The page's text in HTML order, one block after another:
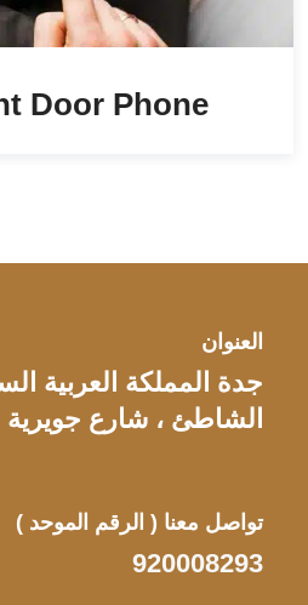
Door Phone
العنوان
جدة المملكة العربية
الشاطئ ، شارع
تواصل معنا ( الرقم الموحد )
920008293